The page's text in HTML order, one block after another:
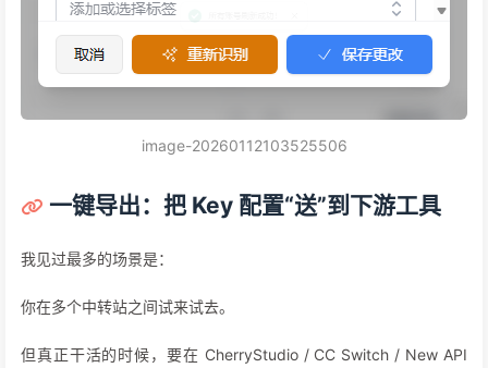
image-20260112103525506
一键导出：把 Key 配置“送”到下游工具
我见过最多的场景是：
你在多个中转站之间试来试去。
但真正干活的时候，要在 CherryStudio / CC Switch / New API